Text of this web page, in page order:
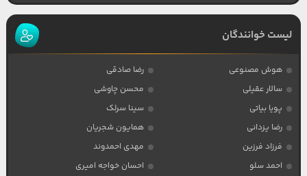
لیست خوانندگان
هوش مصنوعی
رضا صادقی
سالار عقیلی
محسن چاوشی
پویا بیاتی
سینا سرلک
رضا یزدانی
همایون شجریان
فرزاد فرزین
مهدی احمدوند
احمد سلو
احسان خواجه امیری